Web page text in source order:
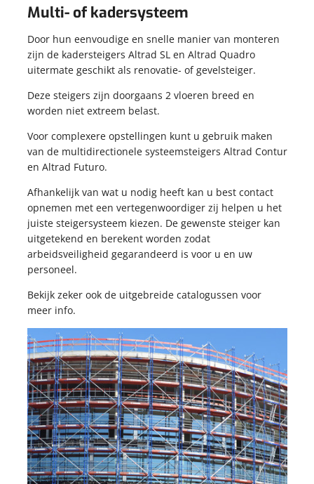
STEIGERPLANKEN
ROLSTEIGERS
WERKBRUGGEN
Multi- of kadersysteem
Door hun eenvoudige en snelle manier van monteren
zijn de kadersteigers Altrad SL en Altrad Quadro
uitermate geschikt als renovatie- of gevelsteiger.
Deze steigers zijn doorgaans 2 vloeren breed en
worden niet extreem belast.
Voor complexere opstellingen kunt u gebruik maken
van de multidirectionele systeemsteigers Altrad Contur
en Altrad Futuro.
Afhankelijk van wat u nodig heeft kan u best contact
opnemen met een vertegenwoordiger zij helpen u het
juiste steigersysteem kiezen. De gewenste steiger kan
uitgetekend en berekent worden zodat
arbeidsveiligheid gegarandeerd is voor u en uw
personeel.
Bekijk zeker ook de uitgebreide catalogussen voor
meer info.